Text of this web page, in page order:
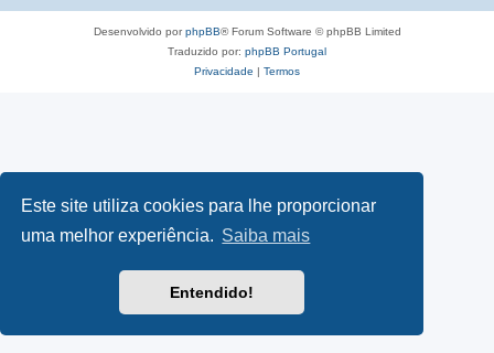
Este site utiliza cookies para lhe proporcionar
uma melhor experiência. Saiba mais
Entendido!
Desenvolvido porphpBB® Forum Software © phpBB Limited
Traduzido por: phpBB Portugal
Privacidade | Termos